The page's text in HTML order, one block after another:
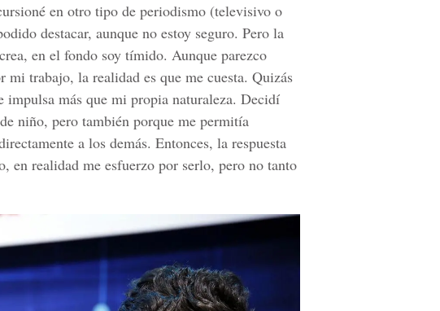
en otro tipo de periodismo (televisivo o
destacar, aunque no estoy seguro. Pero la
en el fondo soy tímido. Aunque parezco
mi trabajo, la realidad es que me cuesta. Quizás
impulsa más que mi propia naturaleza. Decidí
niño, pero también porque me permitía
a los demás. Entonces, la respuesta
en realidad me esfuerzo por serlo, pero no tanto